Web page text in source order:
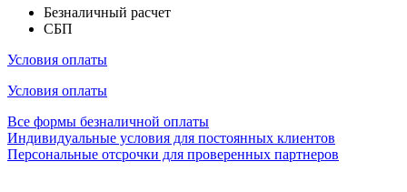
Безналичный расчет
СБП
Условия оплаты
Условия оплаты
Все формы безналичной оплаты
Индивидуальные условия для постоянных клиентов
Персональные отсрочки для проверенных партнеров